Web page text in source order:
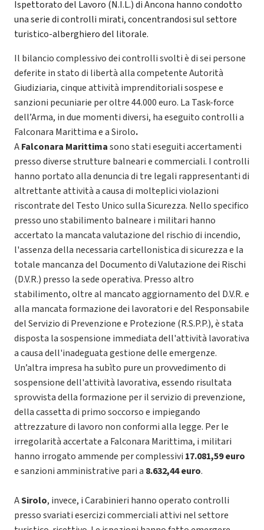
Ispettorato del Lavoro (N.I.L.) di Ancona hanno condotto
una serie di controlli mirati, concentrandosi sul settore
turistico-alberghiero del litorale.
Il bilancio complessivo dei controlli svolti è di sei persone
deferite in stato di libertà alla competente Autorità
Giudiziaria, cinque attività imprenditoriali sospese e
sanzioni pecuniarie per oltre 44.000 euro. La Task-force
dell’Arma, in due momenti diversi, ha eseguito controlli a
Falconara Marittima e a Sirolo.
AFalconara Marittimasono stati eseguiti accertamenti
presso diverse strutture balneari e commerciali. I controlli
hanno portato alla denuncia di tre legali rappresentanti di
altrettante attività a causa di molteplici violazioni
riscontrate del Testo Unico sulla Sicurezza. Nello specifico
presso uno stabilimento balneare i militari hanno
accertato la mancata valutazione del rischio di incendio,
l'assenza della necessaria cartellonistica di sicurezza e la
totale mancanza del Documento di Valutazione dei Rischi
(D.V.R.) presso la sede operativa. Presso altro
stabilimento, oltre al mancato aggiornamento del D.V.R. e
alla mancata formazione dei lavoratori e del Responsabile
del Servizio di Prevenzione e Protezione (R.S.P.P.), è stata
disposta la sospensione immediata dell'attività lavorativa
a causa dell'inadeguata gestione delle emergenze.
Un’altra impresa ha subìto pure un provvedimento di
sospensione dell'attività lavorativa, essendo risultata
sprovvista della formazione per il servizio di prevenzione,
della cassetta di primo soccorso e impiegando
attrezzature di lavoro non conformi alla legge. Per le
irregolarità accertate a Falconara Marittima, i militari
hanno irrogato ammende per complessivi 17.081,59 euro
e sanzioni amministrative pari a 8.632,44 euro.
ASirolo, invece, i Carabinieri hanno operato controlli
presso svariati esercizi commerciali attivi nel settore